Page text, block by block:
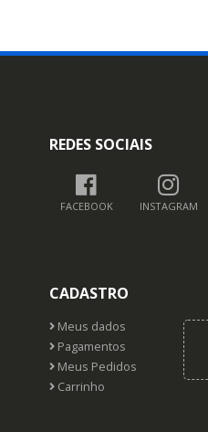
REDES SOCIAIS
FACEBOOK INSTAGRAM
CADASTRO
Meus dados
Pagamentos
Meus Pedidos
Carrinho